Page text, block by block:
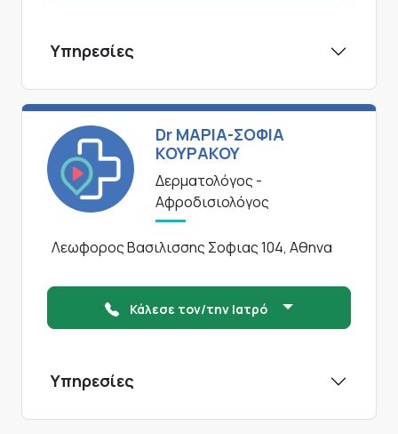
Υπηρεσίες
Dr ΜΑΡΙΑ-ΣΟΦΙΑ
ΚΟΥΡΑΚΟΥ
Δερματολόγος -
Αφροδισιολόγος
Λεωφορος Βασιλισσης Σοφιας 104, Αθηνα
Κάλεσε τον/την Ιατρό
Υπηρεσίες